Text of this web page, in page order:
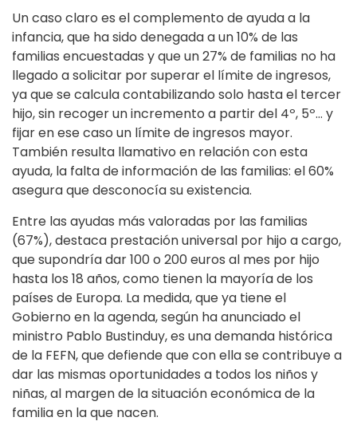
Un caso claro es el complemento de ayuda a la
infancia, que ha sido denegada a un 10% de las
familias encuestadas y que un 27% de familias no ha
llegado a solicitar por superar el límite de ingresos,
ya que se calcula contabilizando solo hasta el tercer
hijo, sin recoger un incremento a partir del 4º, 5º… y
fijar en ese caso un límite de ingresos mayor.
También resulta llamativo en relación con esta
ayuda, la falta de información de las familias: el 60%
asegura que desconocía su existencia.
Entre las ayudas más valoradas por las familias
(67%), destaca prestación universal por hijo a cargo,
que supondría dar 100 o 200 euros al mes por hijo
hasta los 18 años, como tienen la mayoría de los
países de Europa. La medida, que ya tiene el
Gobierno en la agenda, según ha anunciado el
ministro Pablo Bustinduy, es una demanda histórica
de la FEFN, que defiende que con ella se contribuye a
dar las mismas oportunidades a todos los niños y
niñas, al margen de la situación económica de la
familia en la que nacen.